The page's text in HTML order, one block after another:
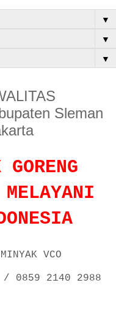
▼
▼
▼
Sleman
VCO
/ 0859 2140 2988